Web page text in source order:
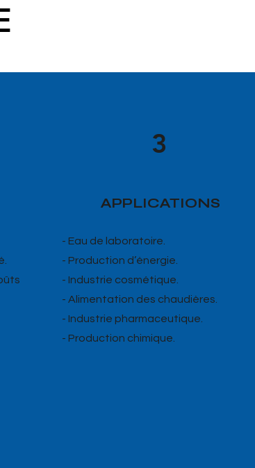
3
APPLICATIONS
- Eau de laboratoire.
- Production d’énergie.
- Industrie cosmétique.
- Alimentation des chaudières.
- Industrie pharmaceutique.
- Production chimique.